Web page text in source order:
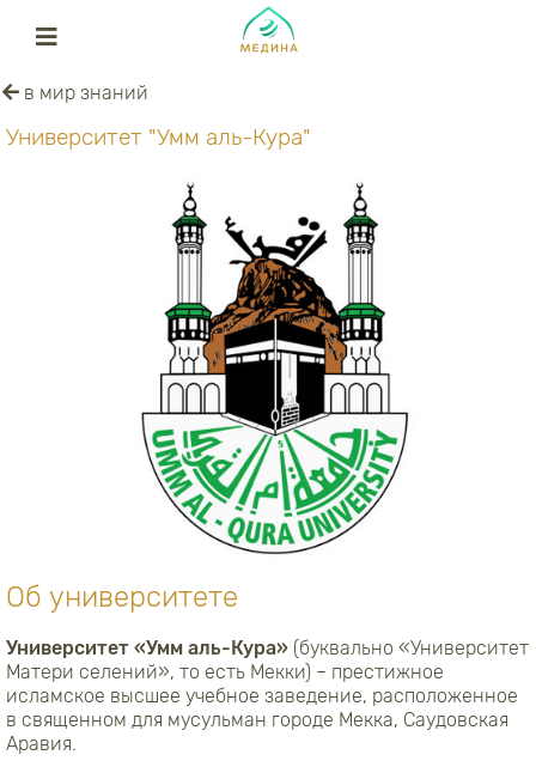
в мир знаний
Университет "Умм аль-Кура"
Об университете
Университет «Умм аль-Кура» (буквально «Университет
Матери селений», то есть Мекки) – престижное
исламское высшее учебное заведение, расположенное
в священном для мусульман городе Мекка, Саудовская
Аравия.